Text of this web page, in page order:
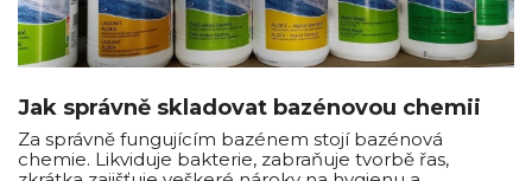
Jak správně skladovat bazénovou chemii
Za správně fungujícím bazénem stojí bazénová
chemie. Likviduje bakterie, zabraňuje tvorbě řas,